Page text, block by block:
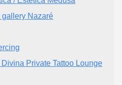
gallery Nazaré
Private Tattoo Lounge